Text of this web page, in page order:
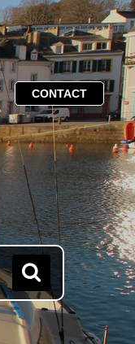
CONTACT